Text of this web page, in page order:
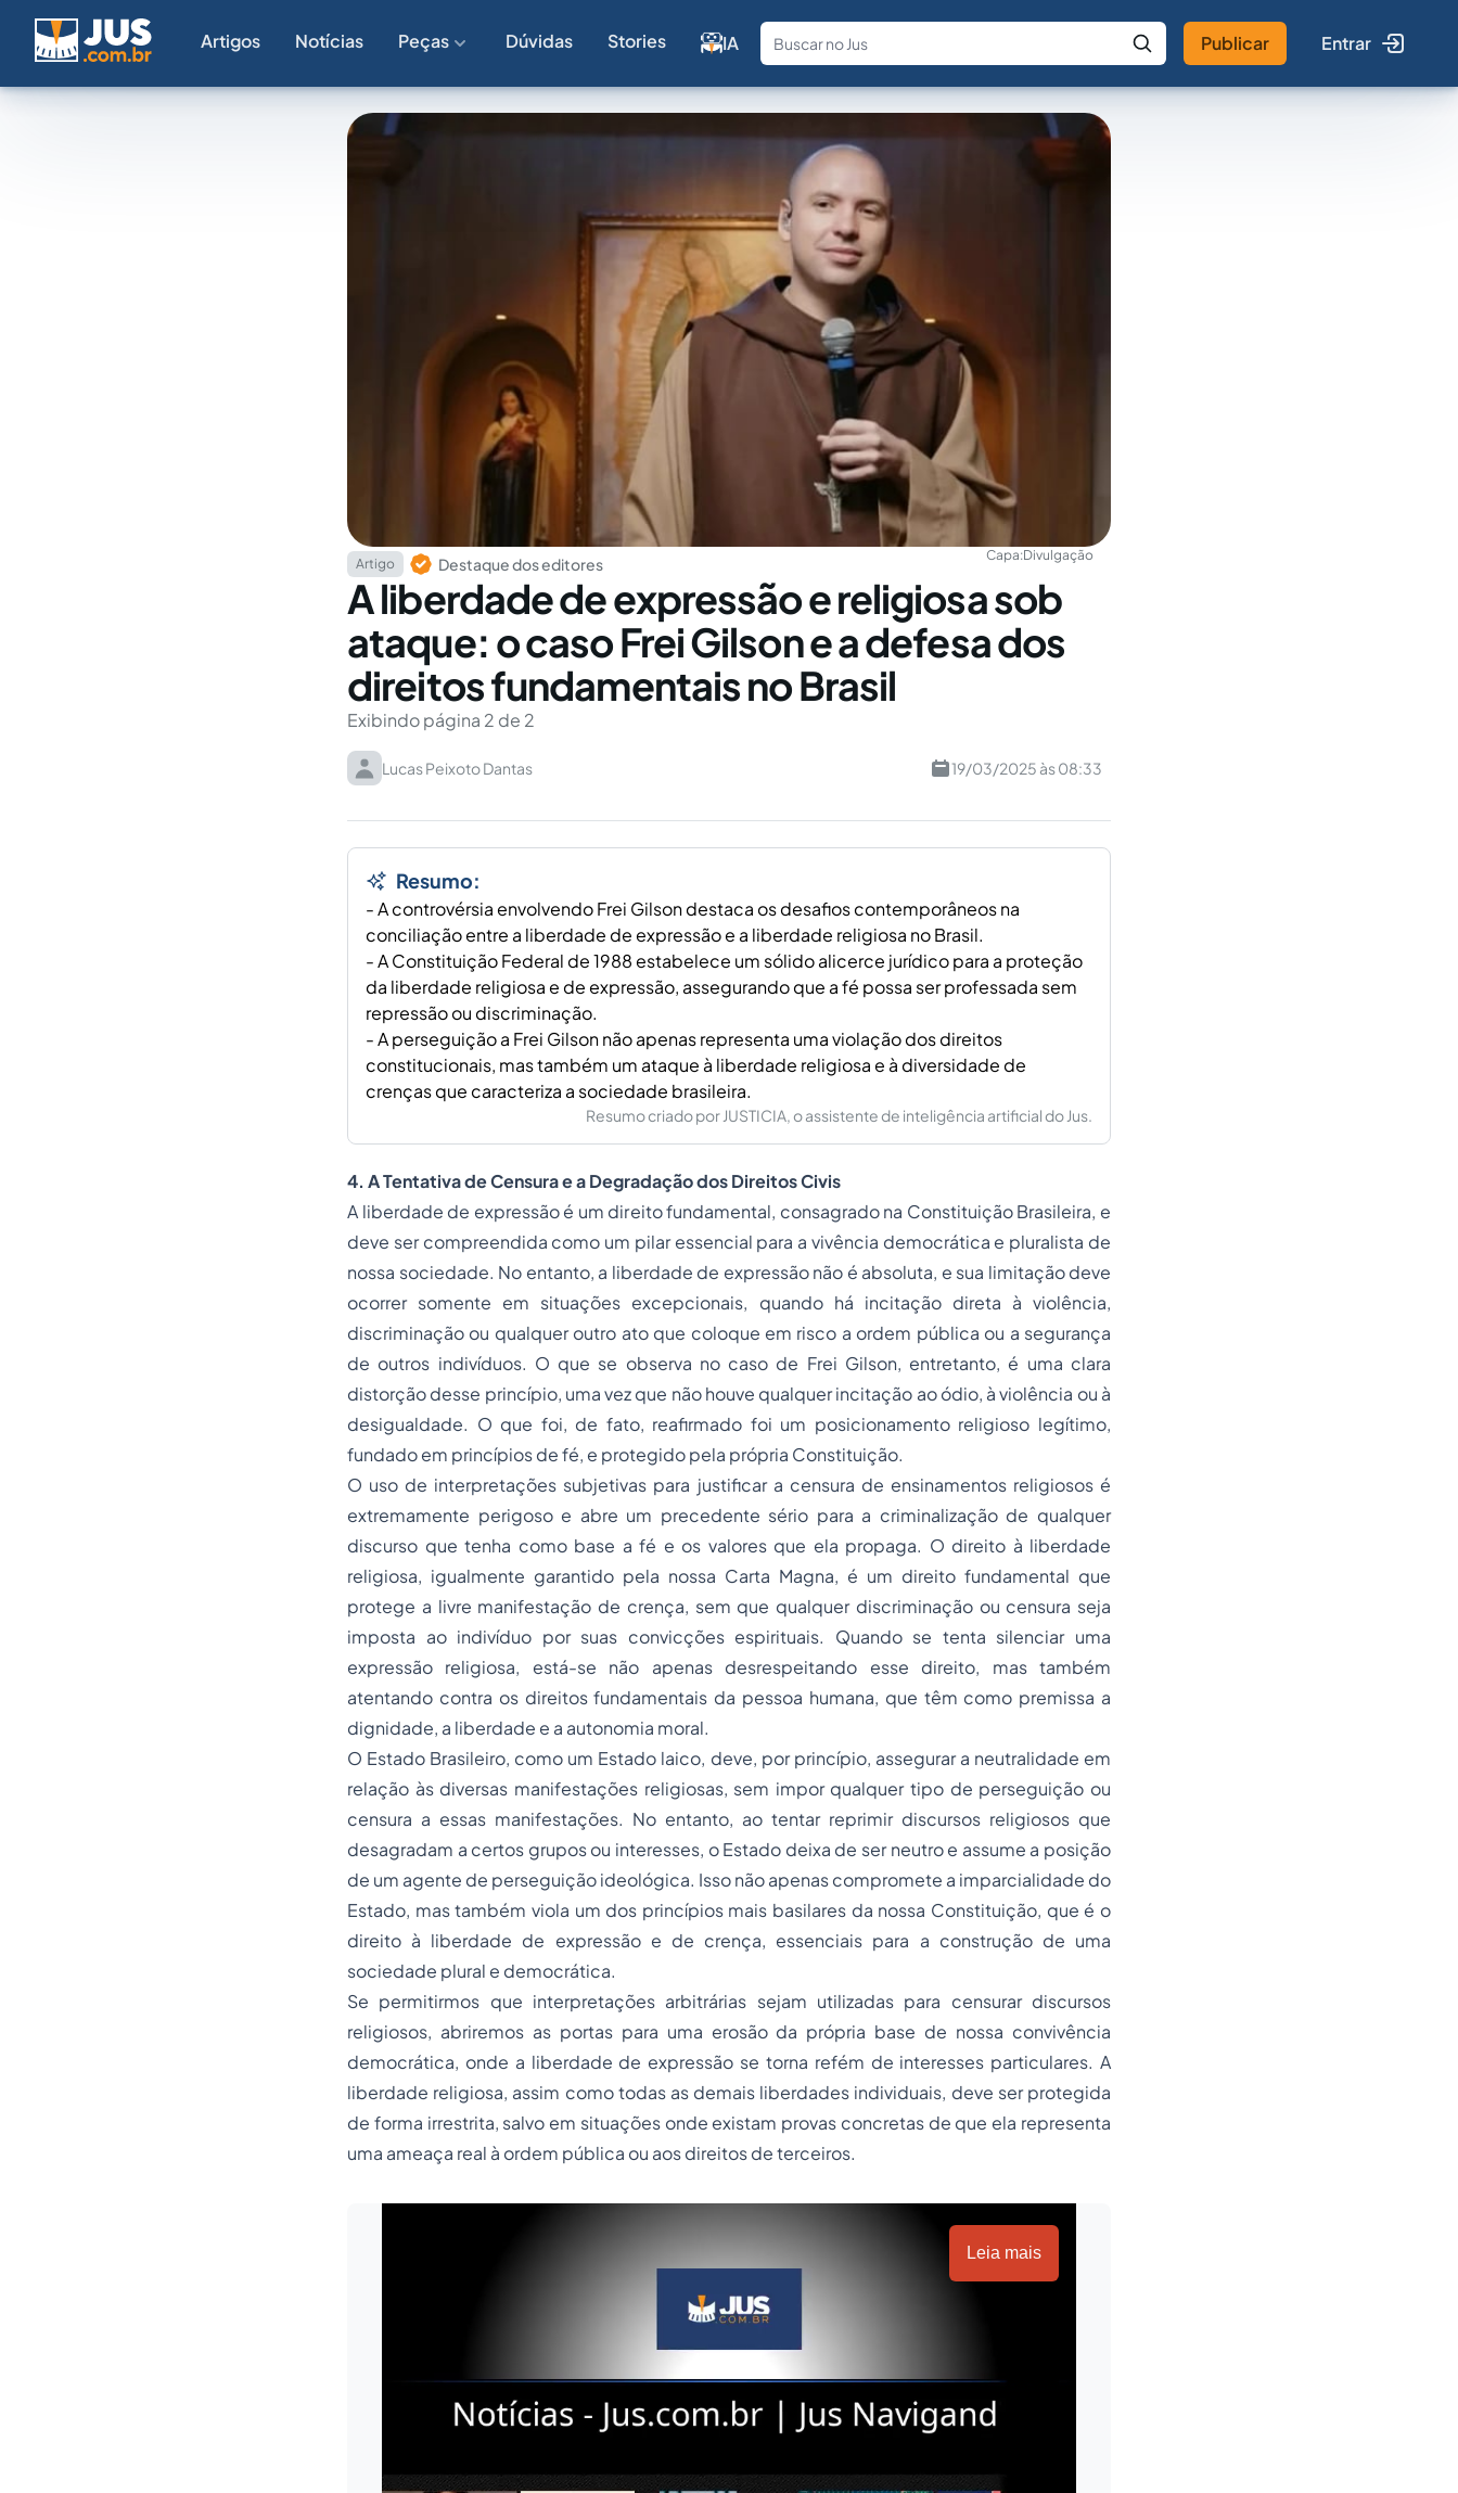
Artigos Notícias Peças Dúvidas Stories IA
Fale com a IA Buscar no Jus
Publicar Entrar
Capa:Divulgação
Artigo Destaque dos editores
A liberdade de expressão e religiosa sob
ataque: o caso Frei Gilson e a defesa dos
direitos fundamentais no Brasil
Exibindo página 2 de 2
Lucas Peixoto Dantas 19/03/2025 às 08:33
Resumo:
- A controvérsia envolvendo Frei Gilson destaca os desafios contemporâneos na
conciliação entre a liberdade de expressão e a liberdade religiosa no Brasil.
- A Constituição Federal de 1988 estabelece um sólido alicerce jurídico para a proteção
da liberdade religiosa e de expressão, assegurando que a fé possa ser professada sem
repressão ou discriminação.
- A perseguição a Frei Gilson não apenas representa uma violação dos direitos
constitucionais, mas também um ataque à liberdade religiosa e à diversidade de
crenças que caracteriza a sociedade brasileira.
Resumo criado por JUSTICIA, o assistente de inteligência artificial do Jus.
4. A Tentativa de Censura e a Degradação dos Direitos Civis
A liberdade de expressão é um direito fundamental, consagrado na Constituição Brasileira, e
deve ser compreendida como um pilar essencial para a vivência democrática e pluralista de
nossa sociedade. No entanto, a liberdade de expressão não é absoluta, e sua limitação deve
ocorrer somente em situações excepcionais, quando há incitação direta à violência,
discriminação ou qualquer outro ato que coloque em risco a ordem pública ou a segurança
de outros indivíduos. O que se observa no caso de Frei Gilson, entretanto, é uma clara
distorção desse princípio, uma vez que não houve qualquer incitação ao ódio, à violência ou à
desigualdade. O que foi, de fato, reafirmado foi um posicionamento religioso legítimo,
fundado em princípios de fé, e protegido pela própria Constituição.
O uso de interpretações subjetivas para justificar a censura de ensinamentos religiosos é
extremamente perigoso e abre um precedente sério para a criminalização de qualquer
discurso que tenha como base a fé e os valores que ela propaga. O direito à liberdade
religiosa, igualmente garantido pela nossa Carta Magna, é um direito fundamental que
protege a livre manifestação de crença, sem que qualquer discriminação ou censura seja
imposta ao indivíduo por suas convicções espirituais. Quando se tenta silenciar uma
expressão religiosa, está-se não apenas desrespeitando esse direito, mas também
atentando contra os direitos fundamentais da pessoa humana, que têm como premissa a
dignidade, a liberdade e a autonomia moral.
O Estado Brasileiro, como um Estado laico, deve, por princípio, assegurar a neutralidade em
relação às diversas manifestações religiosas, sem impor qualquer tipo de perseguição ou
censura a essas manifestações. No entanto, ao tentar reprimir discursos religiosos que
desagradam a certos grupos ou interesses, o Estado deixa de ser neutro e assume a posição
de um agente de perseguição ideológica. Isso não apenas compromete a imparcialidade do
Estado, mas também viola um dos princípios mais basilares da nossa Constituição, que é o
direito à liberdade de expressão e de crença, essenciais para a construção de uma
sociedade plural e democrática.
Se permitirmos que interpretações arbitrárias sejam utilizadas para censurar discursos
religiosos, abriremos as portas para uma erosão da própria base de nossa convivência
democrática, onde a liberdade de expressão se torna refém de interesses particulares. A
liberdade religiosa, assim como todas as demais liberdades individuais, deve ser protegida
de forma irrestrita, salvo em situações onde existam provas concretas de que ela representa
uma ameaça real à ordem pública ou aos direitos de terceiros.
Leia mais